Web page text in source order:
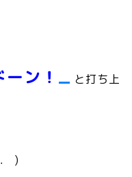
ーン！
と打ち上
)